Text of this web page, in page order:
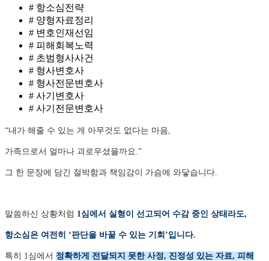
# 항소심전략
# 양형자료정리
# 변호인재선임
# 피해회복노력
# 초범형사사건
# 형사변호사
# 형사전문변호사
# 사기변호사
# 사기전문변호사
“내가 해줄 수 있는 게 아무것도 없다는 마음,
가족으로서 얼마나 괴로우셨을까요.”
그 한 문장에 담긴 절박함과 책임감이 가슴에 와닿습니다.
말씀하신 상황처럼 1심에서 실형이 선고되어 수감 중인 상태라도,
항소심은 여전히 ‘판단을 바꿀 수 있는 기회’입니다.
특히 1심에서 정확하게 전달되지 못한 사정, 진정성 있는 자료, 피해